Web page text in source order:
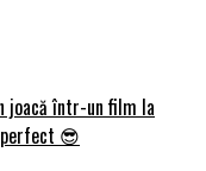
joacă într-un film la
perfect 😎